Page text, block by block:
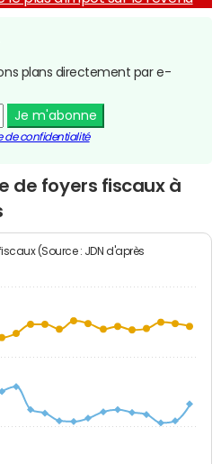
plans directement par e-
Je m'abonne
de confidentialité
de foyers fiscaux à
(Source : JDN d'après